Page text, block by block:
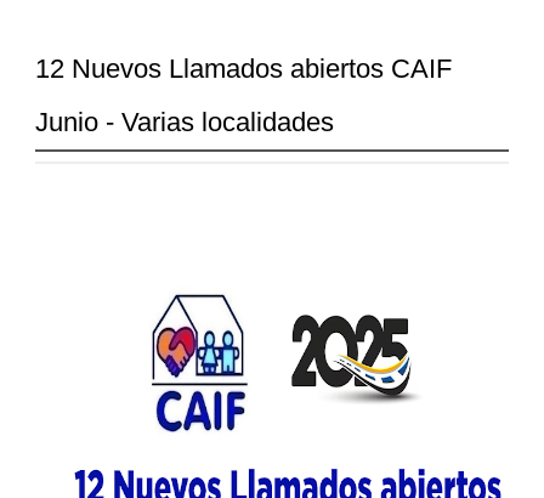
12 Nuevos Llamados abiertos CAIF
Junio - Varias localidades